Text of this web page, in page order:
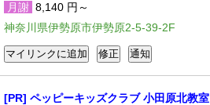
月謝 8,140 円～
神奈川県伊勢原市伊勢原2-5-39-2F
[PR] ペッピーキッズクラブ 小田原北教室